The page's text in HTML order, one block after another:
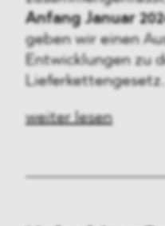
Anfang Januar
geben wir einen
Entwicklungen zu
Lieferkettengesetz.
weiter lesen